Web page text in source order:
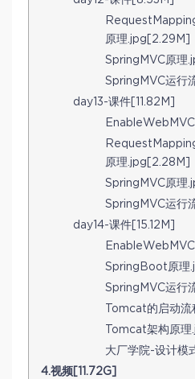
原理.jpg[2.29M]
SpringMVC原理
SpringMVC运行
day13-课件[11.82M]
EnableWebMVC
原理.jpg[2.28M]
SpringMVC原理
SpringMVC运行
day14-课件[15.12M]
SpringBoot原理
SpringMVC运行
Tomcat的启动流
Tomcat架构原
大厂学院-设计模
4.视频[11.72G]